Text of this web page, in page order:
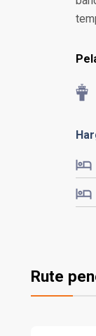
Rute